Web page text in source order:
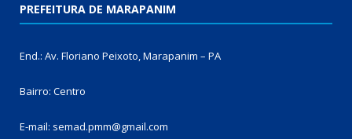
PREFEITURA DE MARAPANIM
End.: Av. Floriano Peixoto, Marapanim – PA
Bairro: Centro
E-mail: semad.pmm@gmail.com